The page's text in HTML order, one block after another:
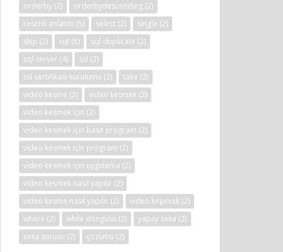
orderby (2) orderbydescending (2)
resimli anlatım (5) select (2) single (2)
skip (2) sql (5) sql duplicate (2)
sql server (4) ssl (2)
ssl sertifikası kurulumu (2) take (2)
video kesme (2) video kesmek (2)
video kesmek için (2)
video kesmek için basit program (2)
video kesmek için program (2)
video kesmek için uygulama (2)
video kesmek nasıl yapılır (2)
video kesme nasıl yapılır (2) video kırpmak (2)
where (2) while döngüsü (2) yapay zeka (2)
zeka sorusu (2) çözümü (2)